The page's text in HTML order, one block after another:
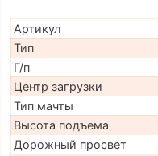
Артикул
Тип
Г/п
Центр загрузки
Тип мачты
Высота подъема
Дорожный просвет